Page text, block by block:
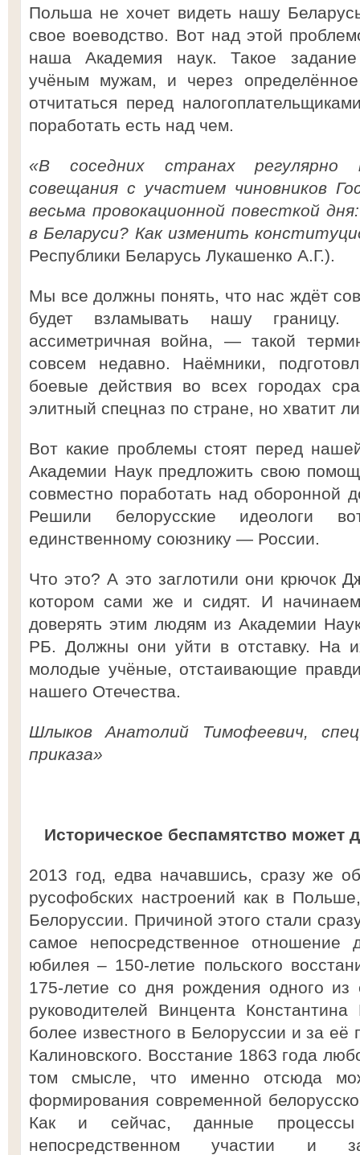
Польша не хочет видеть нашу
свое воеводство. Вот над этой
наша Академия наук. Такое
учёным мужам, и через
отчитаться перед
поработать есть над чем.
«В соседних странах регулярно
совещания с участием чиновников
весьма провокационной повесткой
в Беларуси? Как изменить
Республики Беларусь Лукашенко А.Г.).
Мы все должны понять, что нас ждёт
будет взламывать нашу
ассиметричная война, — такой
совсем недавно. Наёмники,
боевые действия во всех городах
элитный спецназ по стране, но хватит
Вот какие проблемы стоят перед
Академии Наук предложить свою
совместно поработать над оборонной
Решили белорусские идеологи
единственному союзнику — России.
Что это? А это заглотили они крючок
котором сами же и сидят. И
доверять этим людям из Академии
РБ. Должны они уйти в отставку. На
молодые учёные, отстаивающие
нашего Отечества.
Шлыков Анатолий Тимофеевич,
приказа»
Историческое беспамятство может
2013 год, едва начавшись, сразу же
русофобских настроений как в
Белоруссии. Причиной этого стали
самое непосредственное отношение
юбилея – 150-летие польского
175-летие со дня рождения одного из
руководителей Винцента
более известного в Белоруссии и за её
Калиновского. Восстание 1863 года
том смысле, что именно отсюда
формирования современной
Как и сейчас, данные
непосредственном участии и